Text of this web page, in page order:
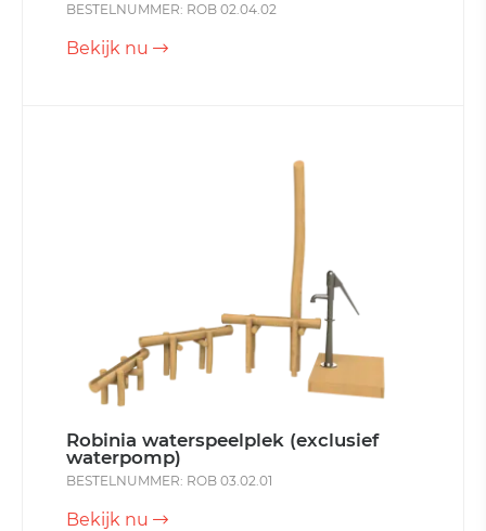
BESTELNUMMER: ROB 02.04.02
Bekijk nu
Robinia waterspeelplek (exclusief
waterpomp)
BESTELNUMMER: ROB 03.02.01
Bekijk nu